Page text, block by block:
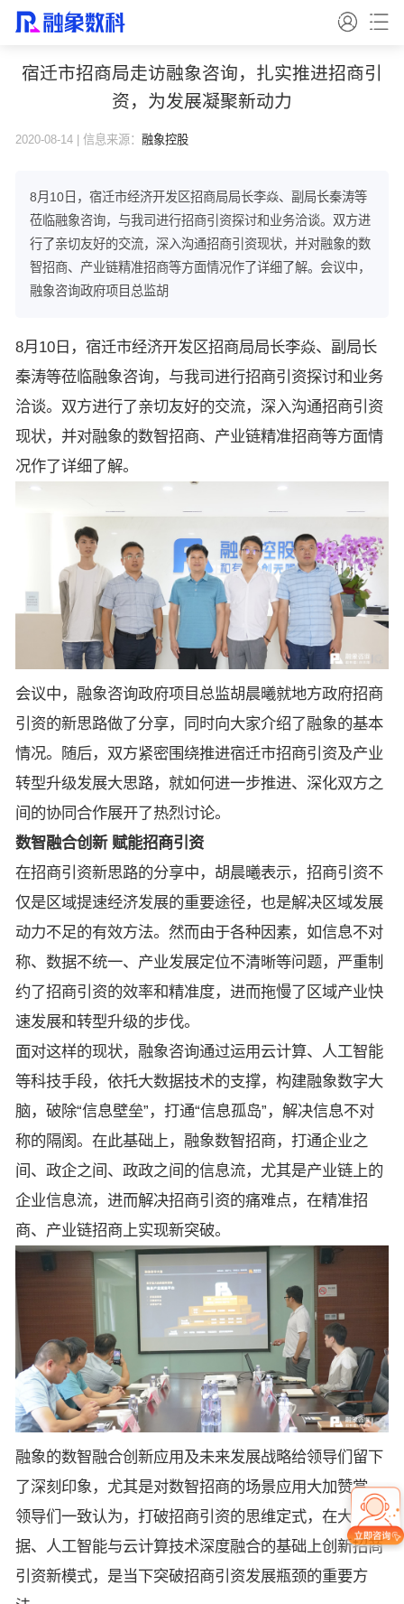
宿迁市招商局走访融象咨询，扎实推进招商引
资，为发展凝聚新动力
2020-08-14 | 信息来源： 融象控股
8月10日，宿迁市经济开发区招商局局长李焱、副局长秦涛等
莅临融象咨询，与我司进行招商引资探讨和业务洽谈。双方进
行了亲切友好的交流，深入沟通招商引资现状，并对融象的数
智招商、产业链精准招商等方面情况作了详细了解。会议中，
融象咨询政府项目总监胡
8月10日，宿迁市经济开发区招商局局长李焱、副局长
秦涛等莅临融象咨询，与我司进行招商引资探讨和业务
洽谈。双方进行了亲切友好的交流，深入沟通招商引资
现状，并对融象的数智招商、产业链精准招商等方面情
况作了详细了解。
会议中，融象咨询政府项目总监胡晨曦就地方政府招商
引资的新思路做了分享，同时向大家介绍了融象的基本
情况。随后，双方紧密围绕推进宿迁市招商引资及产业
转型升级发展大思路，就如何进一步推进、深化双方之
间的协同合作展开了热烈讨论。
数智融合创新 赋能招商引资
在招商引资新思路的分享中，胡晨曦表示，招商引资不
仅是区域提速经济发展的重要途径，也是解决区域发展
动力不足的有效方法。然而由于各种因素，如信息不对
称、数据不统一、产业发展定位不清晰等问题，严重制
约了招商引资的效率和精准度，进而拖慢了区域产业快
速发展和转型升级的步伐。
面对这样的现状，融象咨询通过运用云计算、人工智能
等科技手段，依托大数据技术的支撑，构建融象数字大
脑，破除“信息壁垒”，打通“信息孤岛”，解决信息不对
称的隔阂。在此基础上，融象数智招商，打通企业之
间、政企之间、政政之间的信息流，尤其是产业链上的
企业信息流，进而解决招商引资的痛难点，在精准招
商、产业链招商上实现新突破。
融象的数智融合创新应用及未来发展战略给领导们留下
了深刻印象，尤其是对数智招商的场景应用大加赞赏。
领导们一致认为，打破招商引资的思维定式，在大数
据、人工智能与云计算技术深度融合的基础上创新招商
引资新模式，是当下突破招商引资发展瓶颈的重要方